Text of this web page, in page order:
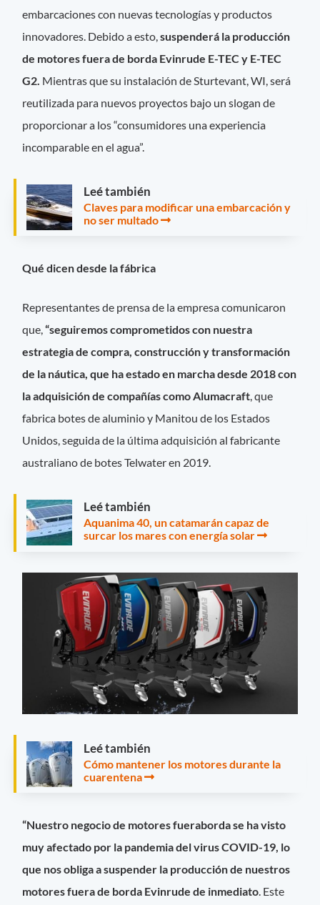
embarcaciones con nuevas tecnologías y productos
innovadores. Debido a esto, suspenderá la producción
de motores fuera de borda Evinrude E-TEC y E-TEC
G2. Mientras que su instalación de Sturtevant, WI, será
reutilizada para nuevos proyectos bajo un slogan de
proporcionar a los “consumidores una experiencia
incomparable en el agua”.
Leé también
Claves para modificar una embarcación y
no ser multado
Qué dicen desde la fábrica
Representantes de prensa de la empresa comunicaron
que,“seguiremos comprometidos con nuestra
estrategia de compra, construcción y transformación
de la náutica, que ha estado en marcha desde 2018 con
la adquisición de compañías como Alumacraft, que
fabrica botes de aluminio y Manitou de los Estados
Unidos, seguida de la última adquisición al fabricante
australiano de botes Telwater en 2019.
Leé también
Aquanima 40, un catamarán capaz de
surcar los mares con energía solar
Leé también
Cómo mantener los motores durante la
cuarentena
“Nuestro negocio de motores fueraborda se ha visto
muy afectado por la pandemia del virus COVID-19, lo
que nos obliga a suspender la producción de nuestros
motores fuera de borda Evinrude de inmediato . Este